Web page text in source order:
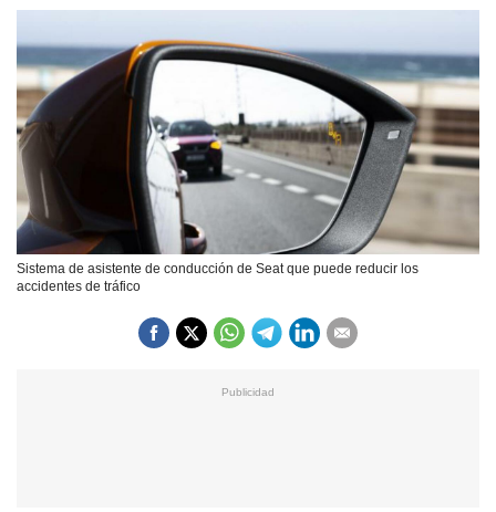
Sistema de asistente de conducción de Seat que puede reducir los
accidentes de tráfico